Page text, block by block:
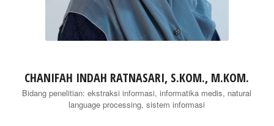
CHANIFAH INDAH RATNASARI, S.KOM., M.KOM.
Bidang penelitian: ekstraksi informasi, informatika medis, natural
language processing, sistem informasi